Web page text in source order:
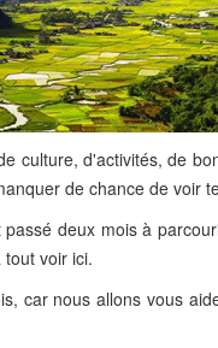
culture, d'activités, de
de chance de voir
deux mois à
voir ici.
car nous allons vous